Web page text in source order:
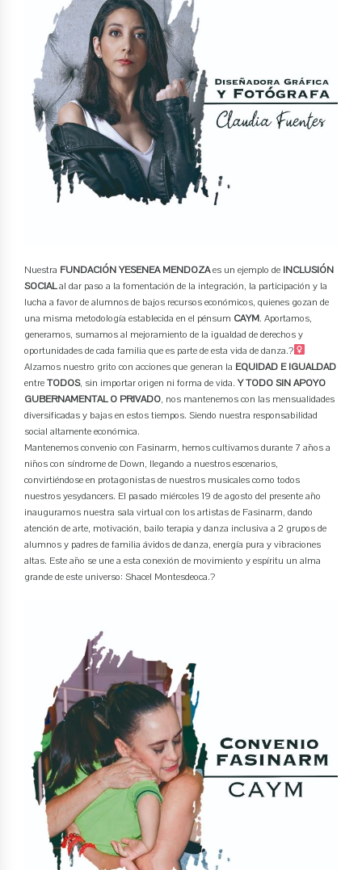
Nuestra FUNDACIÓN YESENEA MENDOZAes un ejemplo de INCLUSIÓN
SOCIALal dar paso a la fomentación de la integración, la participación y la
lucha a favor de alumnos de bajos recursos económicos, quienes gozan de
una misma metodología establecida en el pénsum CAYM. Aportamos,
generamos, sumamos al mejoramiento de la igualdad de derechos y
oportunidades de cada familia que es parte de esta vida de danza.?‍
Alzamos nuestro grito con acciones que generan la EQUIDAD E IGUALDAD
entreTODOS, sin importar origen ni forma de vida. Y TODO SIN APOYO
GUBERNAMENTAL O PRIVADO, nos mantenemos con las mensualidades
diversificadas y bajas en estos tiempos. Siendo nuestra responsabilidad
social altamente económica.
Mantenemos convenio con Fasinarm, hemos cultivamos durante 7 años a
niños con síndrome de Down, llegando a nuestros escenarios,
convirtiéndose en protagonistas de nuestros musicales como todos
nuestros yesydancers. El pasado miércoles 19 de agosto del presente año
inauguramos nuestra sala virtual con los artistas de Fasinarm, dando
atención de arte, motivación, bailo terapia y danza inclusiva a 2 grupos de
alumnos y padres de familia ávidos de danza, energía pura y vibraciones
altas. Este año se une a esta conexión de movimiento y espíritu un alma
grande de este universo: Shacel Montesdeoca.?